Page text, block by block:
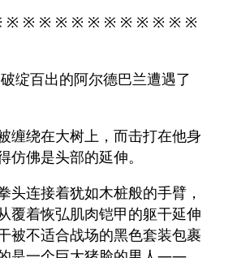
※ ※ ※ ※ ※ ※ ※ ※ ※ ※ ※ ※
绽百出的阿尔德巴兰遭遇了
缠绕在大树上，而击打在他身
仿佛是头部的延伸。
头连接着犹如木桩般的手臂，
覆着恢弘肌肉铠甲的躯干延伸
被不适合战场的黑色套装包裹